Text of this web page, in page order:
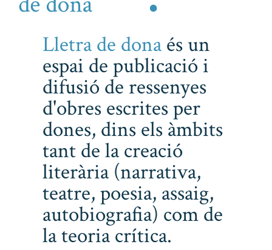
Lletra de donaés un
espai de publicació i
difusió de ressenyes
d'obres escrites per
dones, dins els àmbits
tant de la creació
literària (narrativa,
teatre, poesia, assaig,
autobiografia) com de
la teoria crítica.